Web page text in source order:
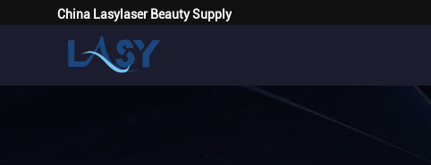
China Lasylaser Beauty Supply